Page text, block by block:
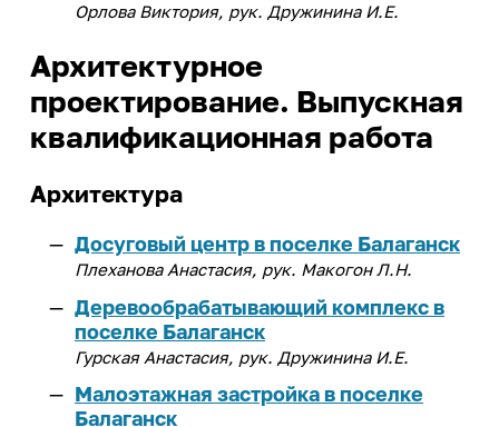
Орлова Виктория, рук. Дружинина И.Е.
Архитектурное
проектирование. Выпускная
квалификационная работа
Архитектура
Досуговый центр в поселке Балаганск
Плеханова Анастасия, рук. Макогон Л.Н.
Деревообрабатывающий комплекс в
поселке Балаганск
Гурская Анастасия, рук. Дружинина И.Е.
Малоэтажная застройка в поселке
Балаганск